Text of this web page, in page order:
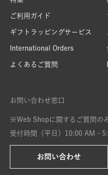
ご利用ガイド
ギフトラッピングサービス
International Orders
よくあるご質問
お問い合わせ窓口
※Web Shopに関するご質問の
受付時間（平日）10:00 AM -
お問い合わせ